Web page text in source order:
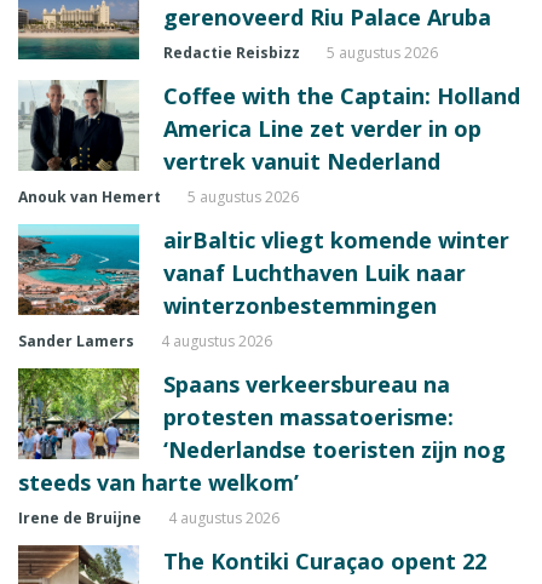
gerenoveerd Riu Palace Aruba
Redactie Reisbizz 5 augustus 2026
Coffee with the Captain: Holland
America Line zet verder in op
vertrek vanuit Nederland
Anouk van Hemert 5 augustus 2026
airBaltic vliegt komende winter
vanaf Luchthaven Luik naar
winterzonbestemmingen
Sander Lamers 4 augustus 2026
Spaans verkeersbureau na
protesten massatoerisme:
‘Nederlandse toeristen zijn nog
steeds van harte welkom’
Irene de Bruijne 4 augustus 2026
The Kontiki Curaçao opent 22